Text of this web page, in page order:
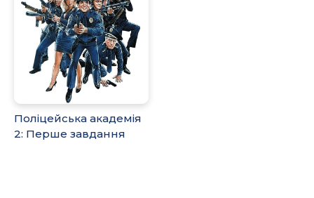
Поліцейська академія
2: Перше завдання